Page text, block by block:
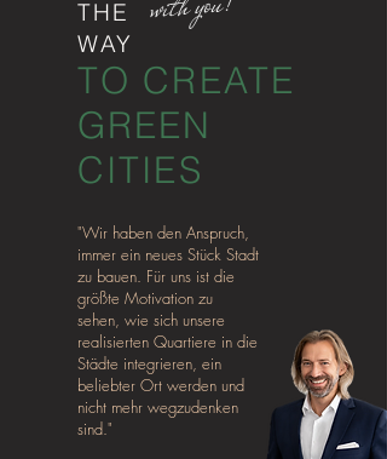
THE
WAY
TO CREATE
GREEN
CITIES
"Wir haben den Anspruch,
immer ein neues Stück Stadt
zu bauen. Für uns ist die
größte Motivation zu
sehen, wie sich unsere
realisierten Quartiere in die
Städte integrieren, ein
beliebter Ort werden und
nicht mehr wegzudenken
sind."